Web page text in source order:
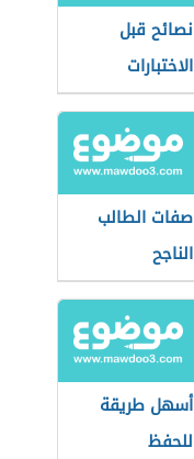
نصائح قبل
الاختبارات
صفات الطالب
الناجح
أسهل طريقة
للحفظ